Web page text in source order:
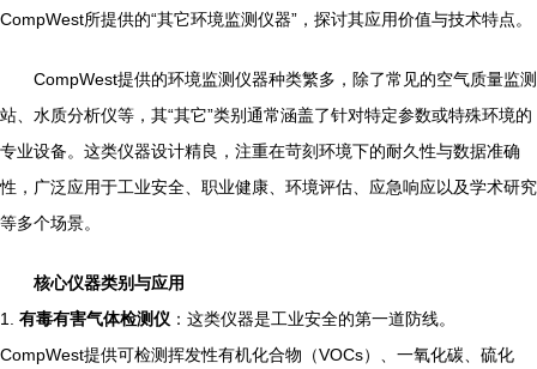
CompWest所提供的“其它环境监测仪器”，探讨其应用价值与技术特点。
CompWest提供的环境监测仪器种类繁多，除了常见的空气质量监测
站、水质分析仪等，其“其它”类别通常涵盖了针对特定参数或特殊环境的
专业设备。这类仪器设计精良，注重在苛刻环境下的耐久性与数据准确
性，广泛应用于工业安全、职业健康、环境评估、应急响应以及学术研究
等多个场景。
核心仪器类别与应用
1. 有毒有害气体检测仪 ：这类仪器是工业安全的第一道防线。
CompWest提供可检测挥发性有机化合物（VOCs）、一氧化碳、硫化